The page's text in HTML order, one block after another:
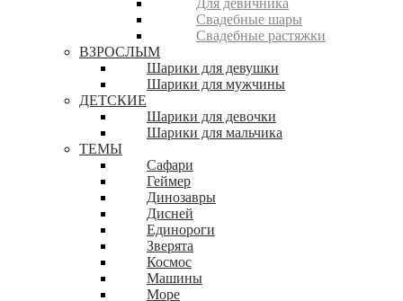
Свадебные шары
Свадебные растяжки
ВЗРОСЛЫМ
Шарики для девушки
Шарики для мужчины
ДЕТСКИЕ
Шарики для девочки
Шарики для мальчика
ТЕМЫ
Сафари
Геймер
Динозавры
Дисней
Единороги
Зверята
Космос
Машины
Море